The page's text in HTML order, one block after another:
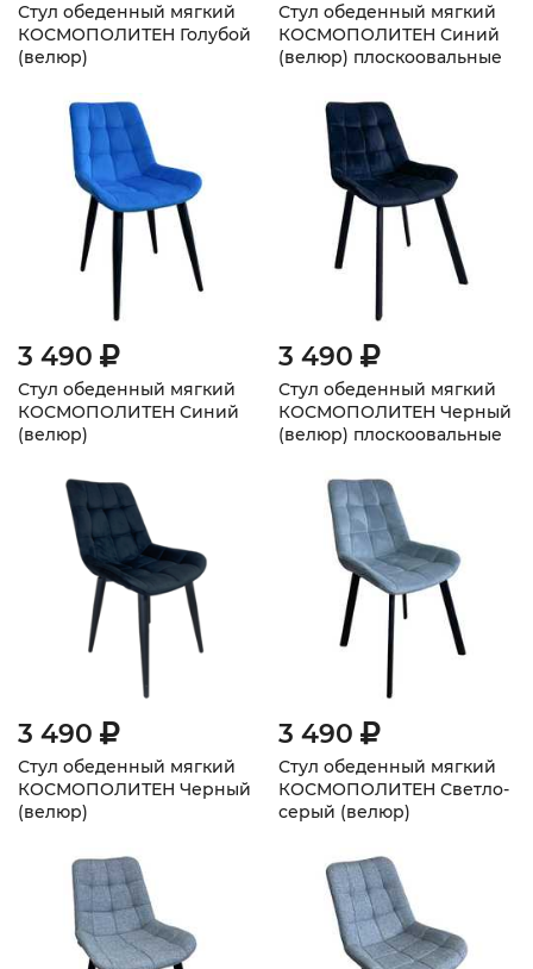
Стул обеденный мягкий
КОСМОПОЛИТЕН Голубой
(велюр)
Стул обеденный мягкий
КОСМОПОЛИТЕН Синий
(велюр) плоскоовальные
3 490
Стул обеденный мягкий
КОСМОПОЛИТЕН Синий
(велюр)
3 490
Стул обеденный мягкий
КОСМОПОЛИТЕН Черный
(велюр) плоскоовальные
3 490
Стул обеденный мягкий
КОСМОПОЛИТЕН Черный
(велюр)
3 490
Стул обеденный мягкий
КОСМОПОЛИТЕН Светло-
серый (велюр)